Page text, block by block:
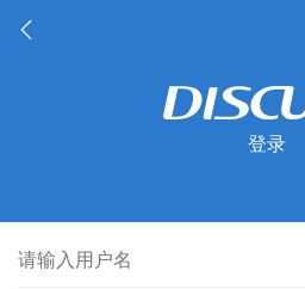
登录